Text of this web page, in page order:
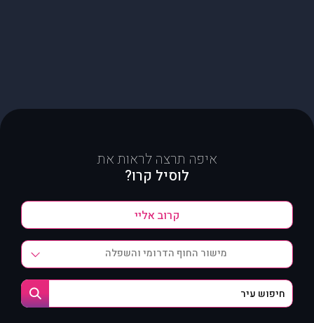
איפה תרצה לראות את
לוסיל קרו?
מישור החוף הדרומי והשפלה